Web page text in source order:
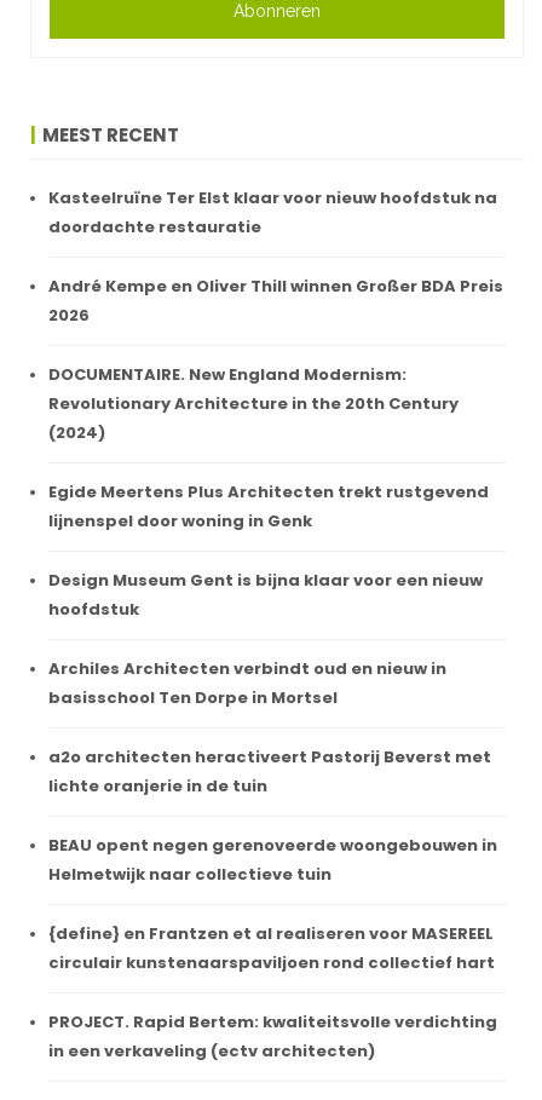
Abonneren
MEEST RECENT
Kasteelruïne Ter Elst klaar voor nieuw hoofdstuk na
doordachte restauratie
André Kempe en Oliver Thill winnen Großer BDA Preis
2026
DOCUMENTAIRE. New England Modernism:
Revolutionary Architecture in the 20th Century
(2024)
Egide Meertens Plus Architecten trekt rustgevend
lijnenspel door woning in Genk
Design Museum Gent is bijna klaar voor een nieuw
hoofdstuk
Archiles Architecten verbindt oud en nieuw in
basisschool Ten Dorpe in Mortsel
a2o architecten heractiveert Pastorij Beverst met
lichte oranjerie in de tuin
BEAU opent negen gerenoveerde woongebouwen in
Helmetwijk naar collectieve tuin
{define} en Frantzen et al realiseren voor MASEREEL
circulair kunstenaarspaviljoen rond collectief hart
PROJECT. Rapid Bertem: kwaliteitsvolle verdichting
in een verkaveling (ectv architecten)